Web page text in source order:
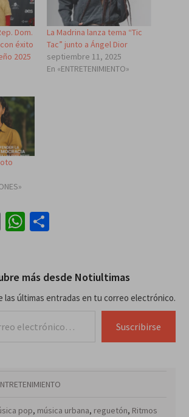
Dom.
éxito
2025
La Madrina lanza tema “Tic
Tac” junto a Ángel Dior
septiembre 11, 2025
En «ENTRETENIMIENTO»
EmailWhatsApp
Compartir
más desde Notiultimas
las últimas entradas en tu correo electrónico.
Suscribirse
pop, música urbana, reguetón, Ritmos